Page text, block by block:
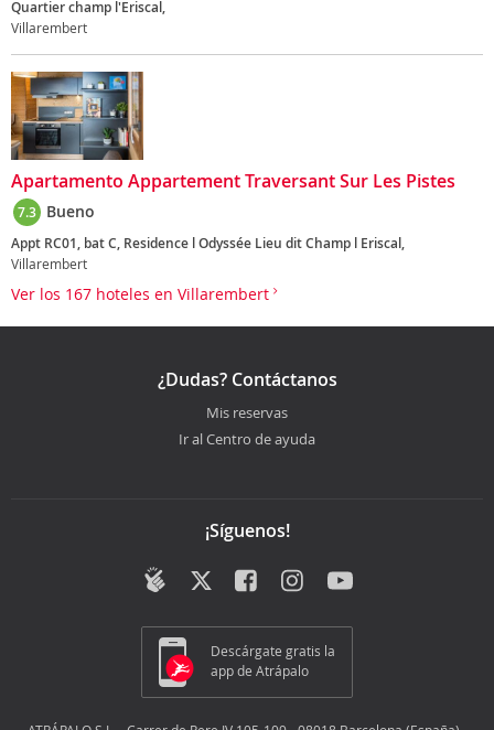
Quartier champ l'Eriscal,
Villarembert
Apartamento Appartement Traversant Sur Les Pistes
7.3 Bueno
Appt RC01, bat C, Residence l Odyssée Lieu dit Champ l Eriscal,
Villarembert
Ver los 167 hoteles en Villarembert
¿Dudas? Contáctanos
Mis reservas
Ir al Centro de ayuda
¡Síguenos!
Descárgate gratis la
app de Atrápalo